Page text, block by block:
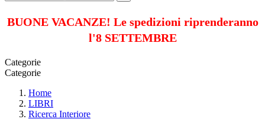
BUONE VACANZE! Le spedizioni riprenderanno
l'8 SETTEMBRE
Categorie
Categorie
Home
LIBRI
Ricerca Interiore